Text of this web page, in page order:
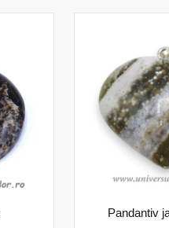
Pandantiv